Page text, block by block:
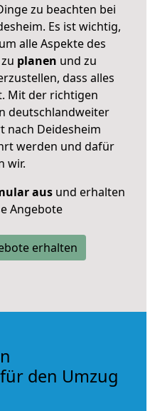
zu beachten bei
Es ist wichtig,
alle Aspekte des
zu planen und zu
dass alles
Mit der richtigen
deutschlandweiter
nach Deidesheim
werden und dafür
wir.
ausund erhalten
Angebote
erhalten
den Umzug